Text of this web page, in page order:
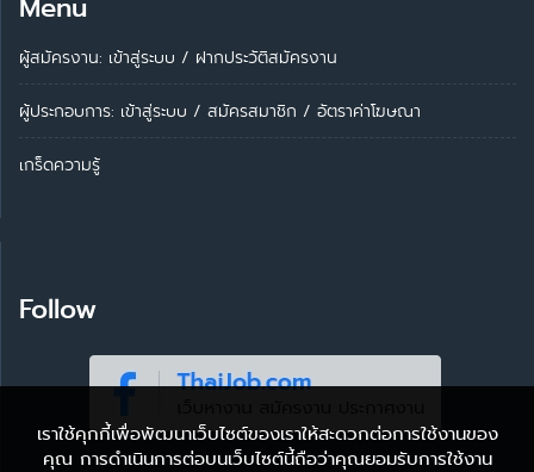
Menu
ผู้สมัครงาน: เข้าสู่ระบบ / ฝากประวัติสมัครงาน
ผู้ประกอบการ: เข้าสู่ระบบ / สมัครสมาชิก / อัตราค่าโฆษณา
เกร็ดความรู้
Follow
เราใช้คุกกี้เพื่อพัฒนาเว็บไซต์ของเราให้สะดวกต่อการใช้งานของ
คุณ การดำเนินการต่อบนเว็บไซต์นี้ถือว่าคุณยอมรับการใช้งาน